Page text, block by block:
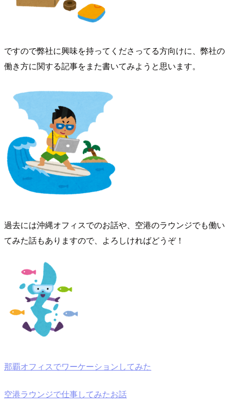
ですので弊社に興味を持ってくださってる方向けに、弊社の
働き方に関する記事をまた書いてみようと思います。
過去には沖縄オフィスでのお話や、空港のラウンジでも働い
てみた話もありますので、よろしければどうぞ！
那覇オフィスでワーケーションしてみた
空港ラウンジで仕事してみたお話